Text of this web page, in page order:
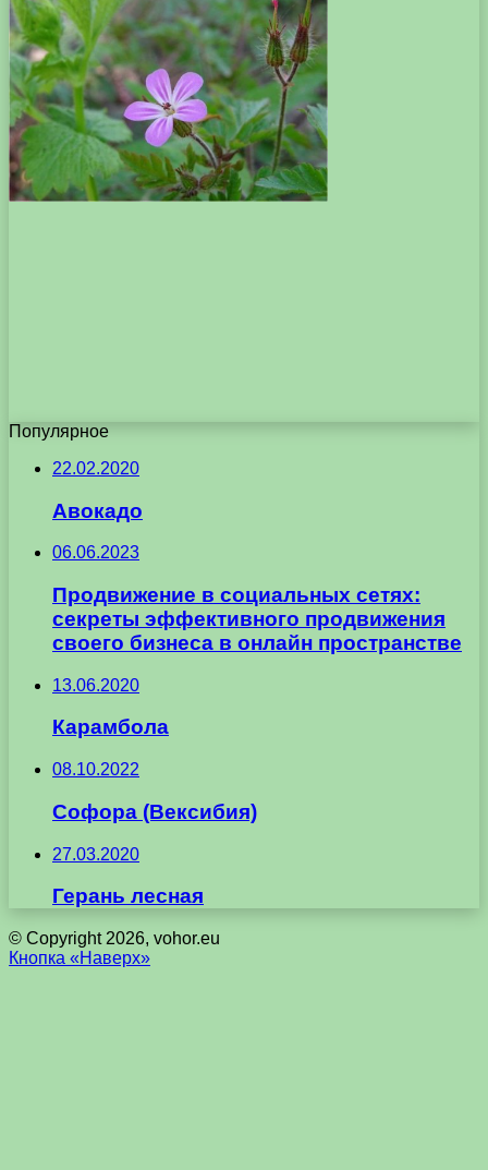
Популярное
22.02.2020
Авокадо
06.06.2023
Продвижение в социальных сетях:
секреты эффективного продвижения
своего бизнеса в онлайн пространстве
13.06.2020
Карамбола
08.10.2022
Софора (Вексибия)
27.03.2020
Герань лесная
© Copyright 2026, vohor.eu
Кнопка «Наверх»